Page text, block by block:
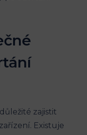
zajistit
Existuje